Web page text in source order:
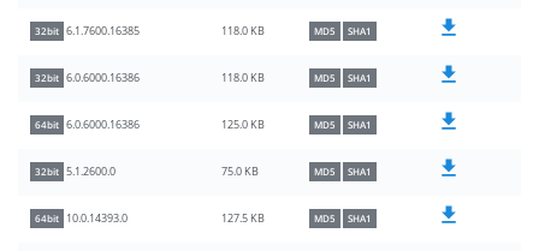
32bit 6.1.7600.16385 118.0 KB MD5 SHA1
32bit 6.0.6000.16386 118.0 KB MD5 SHA1
64bit 6.0.6000.16386 125.0 KB MD5 SHA1
32bit 5.1.2600.0 75.0 KB MD5 SHA1
64bit 10.0.14393.0 127.5 KB MD5 SHA1